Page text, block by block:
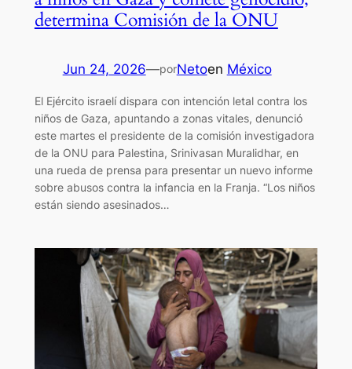
determina Comisión de la ONU
Jun 24, 2026—porNetoen México
El Ejército israelí dispara con intención letal contra los
niños de Gaza, apuntando a zonas vitales, denunció
este martes el presidente de la comisión investigadora
de la ONU para Palestina, Srinivasan Muralidhar, en
una rueda de prensa para presentar un nuevo informe
sobre abusos contra la infancia en la Franja. “Los niños
están siendo asesinados…